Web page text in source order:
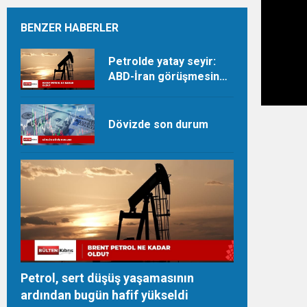
BENZER HABERLER
Petrolde yatay seyir:
ABD-İran görüşmesine
Dövizde son durum
Petrol, sert düşüş yaşamasının
ardından bugün hafif yükseldi